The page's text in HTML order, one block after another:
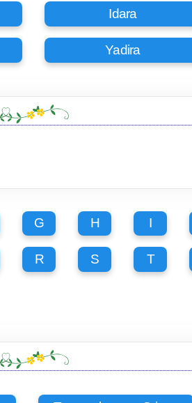
Idara
Yadira
G H I
R S T